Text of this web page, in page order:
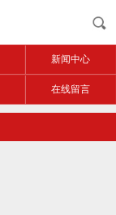
新闻中心
在线留言